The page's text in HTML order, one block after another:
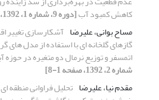
کاهش کمبود آب[دوره 9، شماره 1، 1392، صفحه 75-89]
مساح بوانی، علیرضا آشکارسازی تغییر
گازهای گلخانه ای با استفاده از مدل
اتمسفر و توزیع نرمال دو متغیره در حوزه
شماره 2، 1392، صفحه 1-8]
مقدم نیا، علیرضا تحلیل فراوانی منطقه